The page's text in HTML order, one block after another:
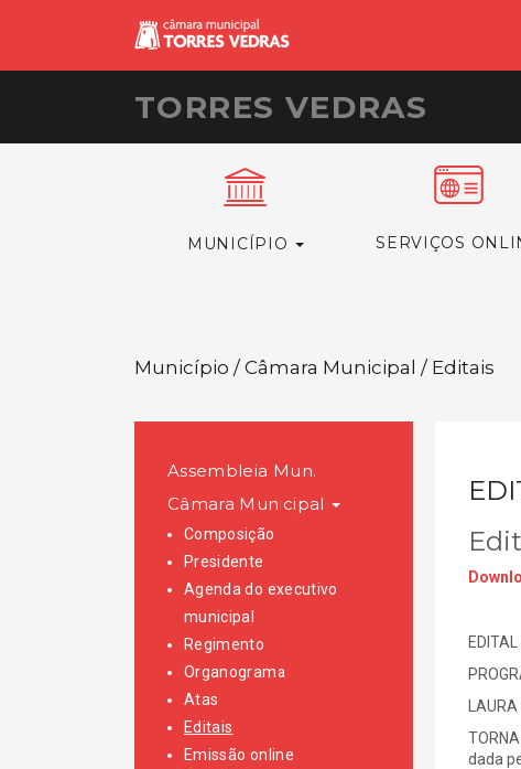
TORRES VEDRAS
MUNICÍPIO SERVIÇOS
Município / Câmara Municipal / Editais
Assembleia Mun.
Câmara Municipal
Composição
Presidente
Agenda do executivo
municipal
Regimento
Organograma
Atas
Editais
Emissão online
dada